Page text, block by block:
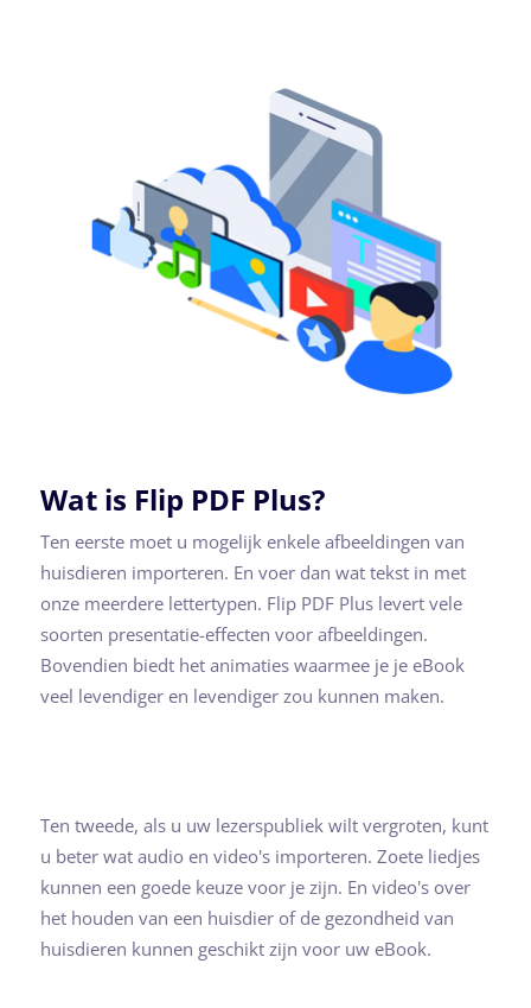
Wat is Flip PDF Plus?
Ten eerste moet u mogelijk enkele afbeeldingen van
huisdieren importeren. En voer dan wat tekst in met
onze meerdere lettertypen. Flip PDF Plus levert vele
soorten presentatie-effecten voor afbeeldingen.
Bovendien biedt het animaties waarmee je je eBook
veel levendiger en levendiger zou kunnen maken.
Ten tweede, als u uw lezerspubliek wilt vergroten, kunt
u beter wat audio en video's importeren. Zoete liedjes
kunnen een goede keuze voor je zijn. En video's over
het houden van een huisdier of de gezondheid van
huisdieren kunnen geschikt zijn voor uw eBook.